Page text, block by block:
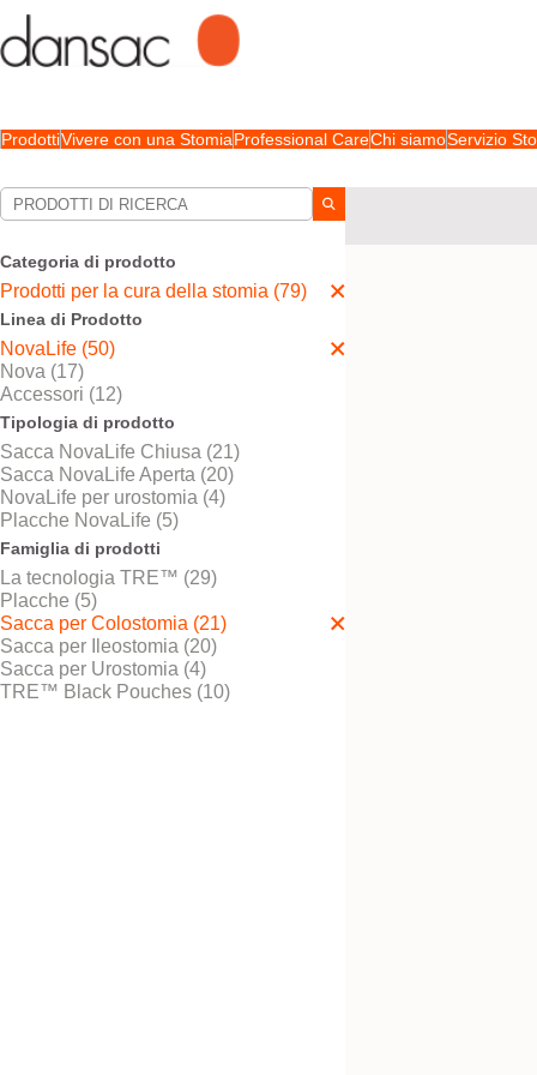
ProdottiVivere con una StomiaProfessional CareChi siamoServizio
Categoria di prodotto
Prodotti per la cura della stomia (79)
Linea di Prodotto
NovaLife (50)
Nova (17)
Accessori (12)
Tipologia di prodotto
Sacca NovaLife Chiusa (21)
Sacca NovaLife Aperta (20)
NovaLife per urostomia (4)
Placche NovaLife (5)
Famiglia di prodotti
La tecnologia TRE™ (29)
Placche (5)
Sacca per Colostomia (21)
Sacca per Ileostomia (20)
Sacca per Urostomia (4)
TRE™ Black Pouches (10)